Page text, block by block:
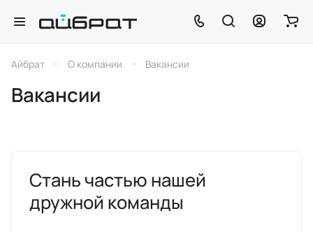
Айбрат – О компании – Вакансии
Вакансии
Стань частью нашей
дружной команды